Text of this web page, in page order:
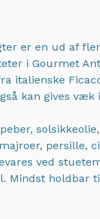
er en ud af
i Gourmet
italienske
kan gives væk
persille,
ved
Mindst holdbar